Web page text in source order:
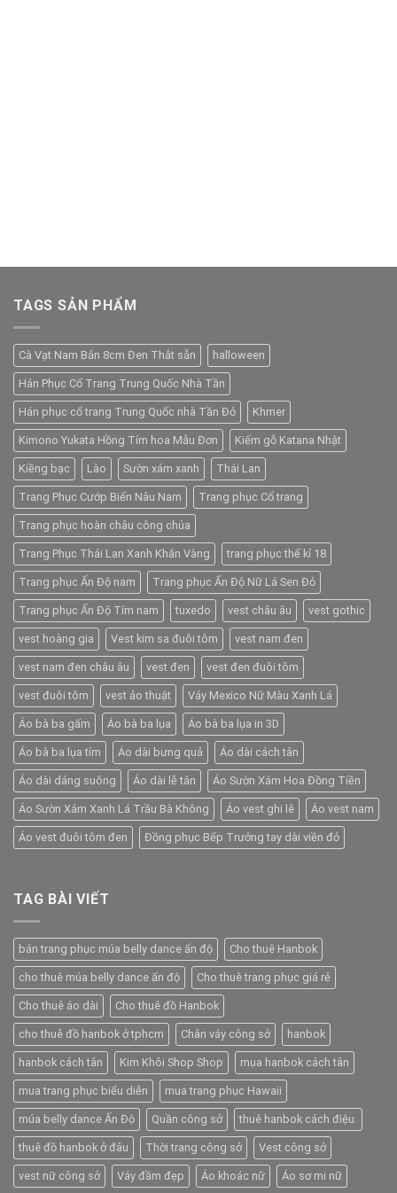
TAGS SẢN PHẨM
Cà Vạt Nam Bản 8cm Đen Thắt sẵn halloween
Hán Phục Cổ Trang Trung Quốc Nhà Tần
Hán phục cổ trang Trung Quốc nhà Tần Đỏ Khmer
Kimono Yukata Hồng Tím hoa Mẫu Đơn Kiếm gỗ Katana Nhật
Kiềng bạc Lào Sườn xám xanh Thái Lan
Trang Phục Cướp Biển Nâu Nam Trang phục Cổ trang
Trang phục hoàn châu công chúa
Trang Phục Thái Lan Xanh Khăn Vàng trang phục thế kỉ 18
Trang phục Ấn Độ nam Trang phục Ấn Độ Nữ Lá Sen Đỏ
Trang phục Ấn Độ Tím nam tuxedo vest châu âu vest gothic
vest hoàng gia Vest kim sa đuôi tôm vest nam đen
vest nam đen châu âu vest đen vest đen đuôi tôm
vest đuôi tôm vest ảo thuật Váy Mexico Nữ Màu Xanh Lá
Áo bà ba gấm Áo bà ba lụa Áo bà ba lụa in 3D
Áo bà ba lụa tím Áo dài bưng quả Áo dài cách tân
Áo dài dáng suông Áo dài lễ tân Áo Sườn Xám Hoa Đồng Tiền
Áo Sườn Xám Xanh Lá Trầu Bà Không Áo vest ghi lê Áo vest nam
Áo vest đuôi tôm đen Đồng phục Bếp Trưởng tay dài viền đỏ
TAG BÀI VIẾT
bán trang phục múa belly dance ấn độ Cho thuê Hanbok
cho thuê múa belly dance ấn độ Cho thuê trang phục giá rẻ
Cho thuê áo dài Cho thuê đồ Hanbok
cho thuê đồ hanbok ở tphcm Chân váy công sở hanbok
hanbok cách tân Kim Khôi Shop Shop mua hanbok cách tân
mua trang phục biểu diễn mua trang phục Hawaii
múa belly dance Ấn Độ Quần công sở thuê hanbok cách điệu.
thuê đồ hanbok ở đâu Thời trang công sở Vest công sở
vest nữ công sở Váy đầm đẹp Áo khoác nữ Áo sơ mi nữ